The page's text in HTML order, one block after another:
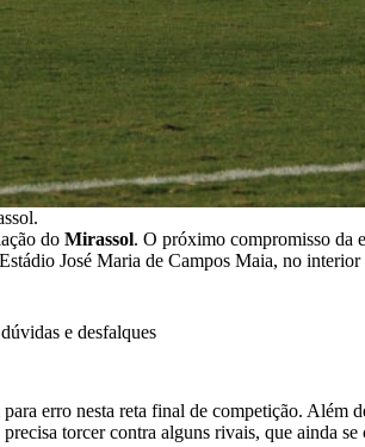
do Mirassol. O próximo compromisso da
José Maria de Campos Maia, no
e desfalques
erro nesta reta final de competição. Além
torcer contra alguns rivais, que ainda